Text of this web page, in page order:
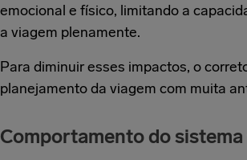
emocional e físico, limitando a
a viagem plenamente.
Para diminuir esses impactos, o
planejamento da viagem com muita
Comportamento do